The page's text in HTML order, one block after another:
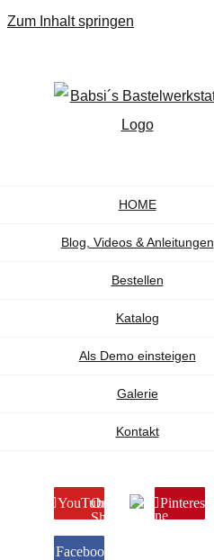
Zum Inhalt springen
HOME
Blog, Videos & Anleitungen
Bestellen
Katalog
Als Demo einsteigen
Galerie
Kontakt
YouTubeOnline
Shop
Pinterest
Facebook